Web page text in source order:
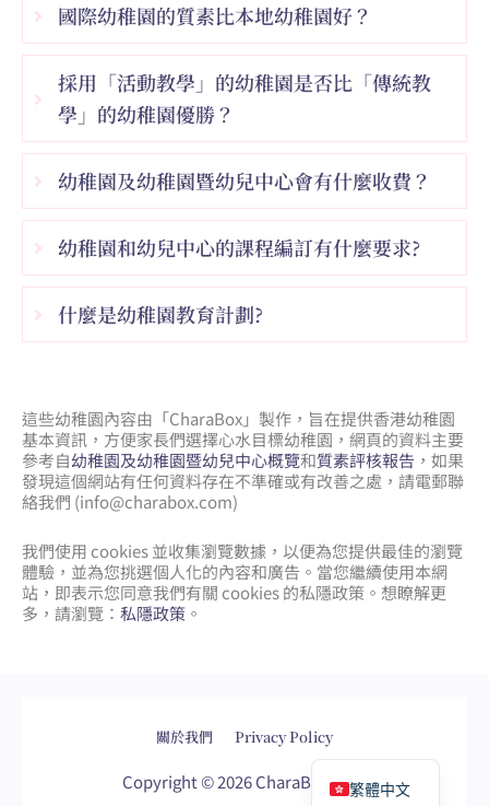
國際幼稚園的質素比本地幼稚園好？
採用「活動教學」的幼稚園是否比「傳統教
學」的幼稚園優勝？
幼稚園及幼稚園暨幼兒中心會有什麼收費？
幼稚園和幼兒中心的課程編訂有什麼要求?
什麼是幼稚園教育計劃?
這些幼稚園內容由「CharaBox」製作，旨在提供香港幼稚園
基本資訊，方便家長們選擇心水目標幼稚園，網頁的資料主要
參考自幼稚園及幼稚園暨幼兒中心概覽和質素評核報告 ，如果
發現這個網站有任何資料存在不準確或有改善之處，請電郵聯
絡我們 (info@charabox.com)
我們使用 cookies 並收集瀏覽數據，以便為您提供最佳的瀏覽
體驗，並為您挑選個人化的內容和廣告。當您繼續使用本網
站，即表示您同意我們有關 cookies 的私隱政策。想瞭解更
多，請瀏覽： 私隱政策 。
關於我們 Privacy Policy
Copyright © 2026 CharaBox.com繁體中文